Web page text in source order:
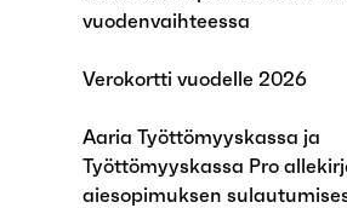
vuodenvaihteessa
Verokortti vuodelle 2026
Aaria Työttömyyskassa ja
Työttömyyskassa Pro
aiesopimuksen